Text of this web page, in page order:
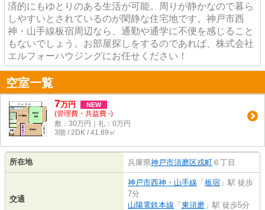
済的にもゆとりのある生活が可能。周りが静かなので暮ら
しやすいとされているのが閑静な住宅地です。神戸市西
神・山手線板宿周辺なら、通勤や通学に不便を感じること
もないでしょう。お部屋探しをするのであれば、株式会社
エルフォーハウジングにお任せください！
空室一覧
7万円 NEW
(管理費・共益費 -)
敷：30万円｜礼：0万円
3階 / 2DK / 41.89㎡
所在地 兵庫県神戸市須磨区戎町 ６丁目
交通
神戸市西神・山手線 「板宿 」駅 徒歩
7分
山陽電鉄本線 「東須磨 」駅 徒歩5分